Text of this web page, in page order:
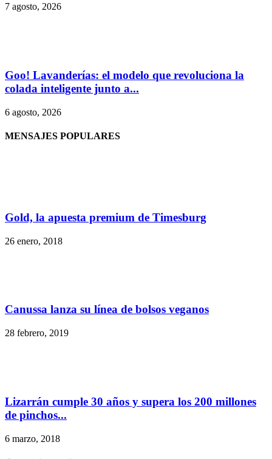
7 agosto, 2026
Goo! Lavanderías: el modelo que revoluciona la
colada inteligente junto a...
6 agosto, 2026
MENSAJES POPULARES
Gold, la apuesta premium de Timesburg
26 enero, 2018
Canussa lanza su línea de bolsos veganos
28 febrero, 2019
Lizarrán cumple 30 años y supera los 200 millones
de pinchos...
6 marzo, 2018